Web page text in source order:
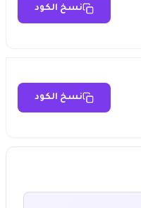
نسخ الكود
نسخ الكود